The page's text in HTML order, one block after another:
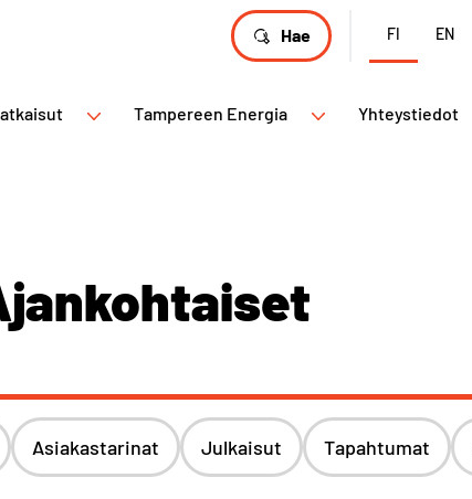
Hae FI EN
Tampereen Energia Yhteystiedot
Asiakastarinat Julkaisut Tapahtumat